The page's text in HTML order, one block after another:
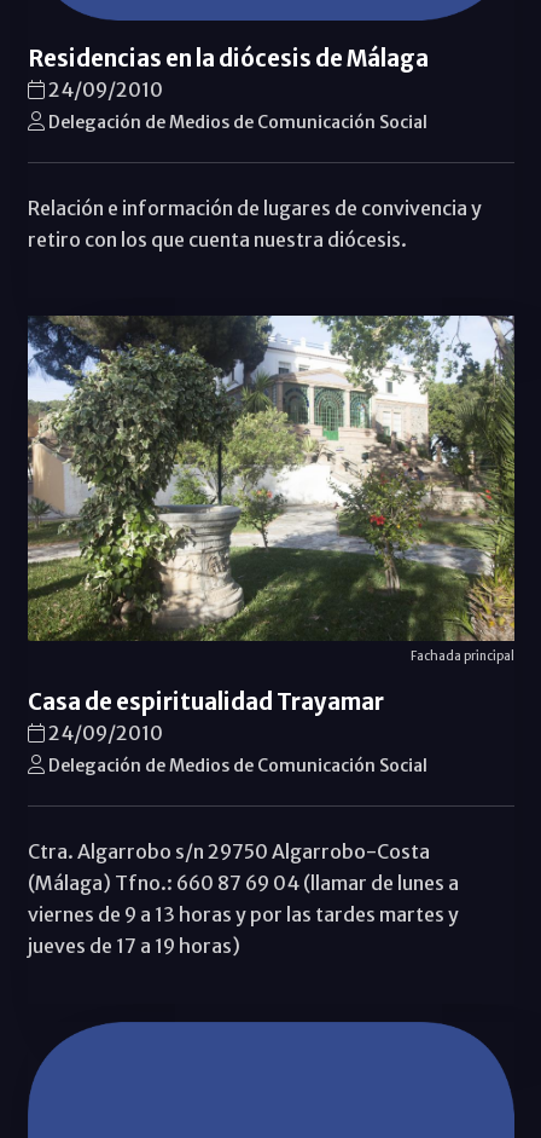
Residencias en la diócesis de Málaga
24/09/2010
Delegación de Medios de Comunicación Social
Relación e información de lugares de convivencia y
retiro con los que cuenta nuestra diócesis.
Fachada principal
Casa de espiritualidad Trayamar
24/09/2010
Delegación de Medios de Comunicación Social
Ctra. Algarrobo s/n 29750 Algarrobo-Costa
(Málaga) Tfno.: 660 87 69 04 (llamar de lunes a
viernes de 9 a 13 horas y por las tardes martes y
jueves de 17 a 19 horas)